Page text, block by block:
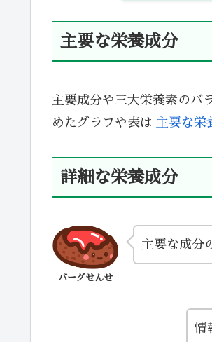
主要な栄養成分
主要成分や三大栄養素のバ
めたグラフや表は 主要な栄
詳細な栄養成分
バーグせんせ
主要な成分
情